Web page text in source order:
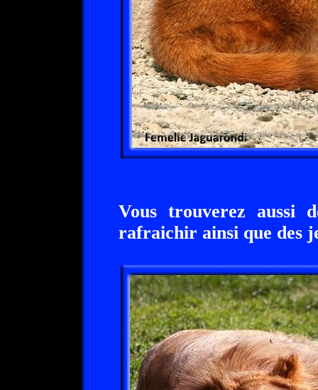
Vous trouverez aussi
rafraichir ainsi que des